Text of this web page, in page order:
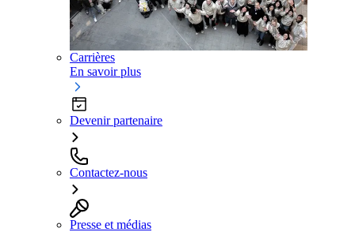
Carrières
En savoir plus
Devenir partenaire
Contactez-nous
Presse et médias